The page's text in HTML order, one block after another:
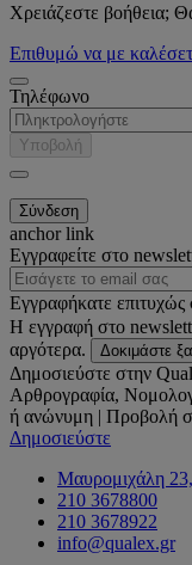
Χρειάζεστε βοήθεια;
Επιθυμώ να με
Τηλέφωνο
Υποβολή
anchor link
Εγγραφείτε στο
Εγγραφήκατε
Η εγγραφή στο
αργότερα.
Δοκιμάστε
Δημοσιεύστε στην
Αρθρογραφία,
ή ανώνυμη | Προβολή
Δημοσιεύστε
Μαυρομιχάλη
210 3678800
210 3678922
info@qualex.gr